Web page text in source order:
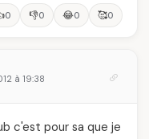
0 👎0 😂0 🥰0
à 19:38
c'est pour sa que je